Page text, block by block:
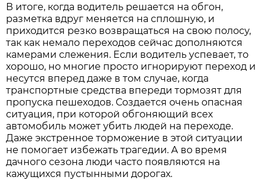
В итоге, когда водитель решается на обгон,
разметка вдруг меняется на сплошную, и
приходится резко возвращаться на свою полосу,
так как немало переходов сейчас дополняются
камерами слежения. Если водитель успевает, то
хорошо, но многие просто игнорируют переход и
несутся вперед даже в том случае, когда
транспортные средства впереди тормозят для
пропуска пешеходов. Создается очень опасная
ситуация, при которой обгоняющий всех
автомобиль может убить людей на переходе.
Даже экстренное торможение в этой ситуации
не помогает избежать трагедии. А во время
дачного сезона люди часто появляются на
кажущихся пустынными дорогах.